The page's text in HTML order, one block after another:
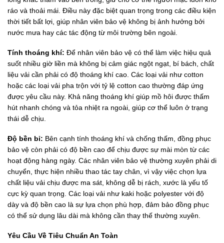
ráo và thoải mái. Điều này đặc biệt quan trọng trong các điều kiện
thời tiết bất lợi, giúp nhân viên bảo vệ không bị ảnh hưởng bởi
nước mưa hay các tác động từ môi trường bên ngoài.
Tính thoáng khí: Để nhân viên bảo vệ có thể làm việc hiệu quả
suốt nhiều giờ liền mà không bị cảm giác ngột ngạt, bí bách, chất
liệu vải cần phải có độ thoáng khí cao. Các loại vải như cotton
hoặc các loại vải pha trộn với tỷ lệ cotton cao thường đáp ứng
được yêu cầu này. Khả năng thoáng khí giúp mồ hôi được thấm
hút nhanh chóng và tỏa nhiệt ra ngoài, giúp cơ thể luôn ở trạng
thái dễ chịu.
Độ bền bỉ: Bên cạnh tính thoáng khí và chống thấm, đồng phục
bảo vệ còn phải có độ bền cao để chịu được sự mài mòn từ các
hoạt động hàng ngày. Các nhân viên bảo vệ thường xuyên phải di
chuyển, thực hiện nhiều thao tác tay chân, vì vậy việc chọn lựa
chất liệu vải chịu được ma sát, không dễ bị rách, xước là yếu tố
cực kỳ quan trọng. Các loại vải như kaki hoặc polyester với độ
dày và độ bền cao là sự lựa chọn phù hợp, đảm bảo đồng phục
có thể sử dụng lâu dài mà không cần thay thế thường xuyên.
Yêu Cầu Về Tiêu Chuẩn An Toàn